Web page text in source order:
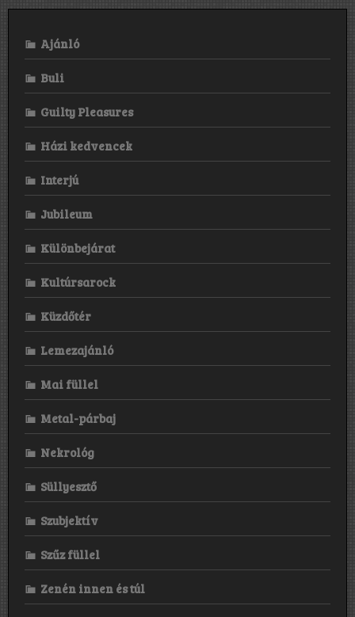
Ajánló
Buli
Guilty Pleasures
Házi kedvencek
Interjú
Jubileum
Különbejárat
Kultúrsarock
Küzdőtér
Lemezajánló
Mai füllel
Metal-párbaj
Nekrológ
Süllyesztő
Szubjektív
Szűz füllel
Zenén innen és túl